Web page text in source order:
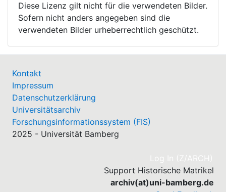
Diese Lizenz gilt nicht für die verwendeten Bilder.
Sofern nicht anders angegeben sind die
verwendeten Bilder urheberrechtlich geschützt.
Kontakt
Impressum
Datenschutzerklärung
Universitätsarchiv
Forschungsinformationssystem (FIS)
2025 - Universität Bamberg
Log In (Z/ARCH)
Support Historische Matrikel
archiv(at)uni-bamberg.de